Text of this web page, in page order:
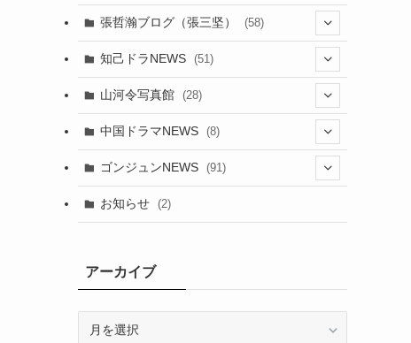
(7)
(29)
(20)
(21)
(21)
張哲瀚ブログ（張三坚） (58)
(14)
知己ドラNEWS (51)
(42)
(5)
(1)
山河令写真館 (28)
(17)
(3)
(2)
中国ドラマNEWS (8)
(1)
(6)
ゴンジュンNEWS (91)
お知らせ (2)
アーカイブ